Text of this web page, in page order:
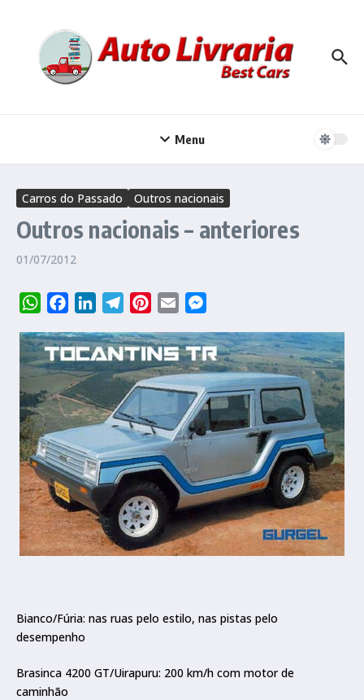
Menu
Carros do Passado Outros nacionais
Outros nacionais – anteriores
01/07/2012
WhatsAppFacebookLinkedInTelegramPinterest
Email
Bianco/Fúria: nas ruas pelo estilo, nas pistas pelo
desempenho
Brasinca 4200 GT/Uirapuru: 200 km/h com motor de
caminhão